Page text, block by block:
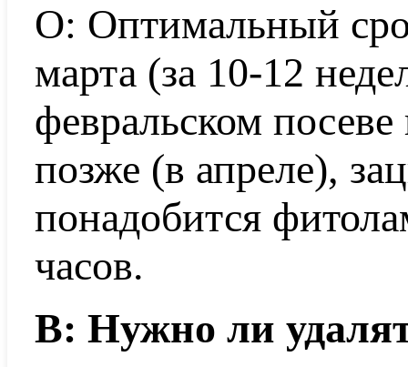
О: Оптимальный
марта (за 10-12
февральском
позже (в апреле),
понадобится
часов.
В: Нужно ли